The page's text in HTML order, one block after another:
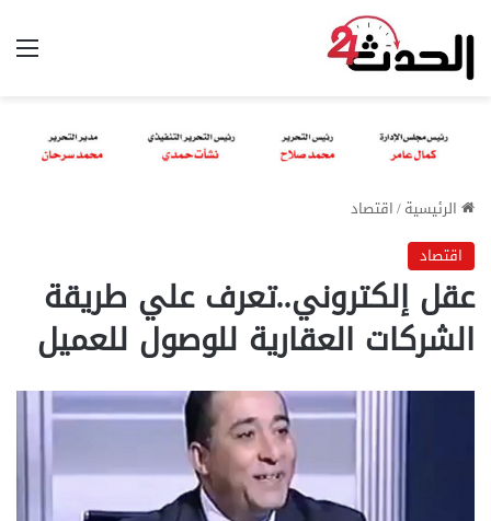
الرئيسية/اقتصاد
اقتصاد
عقل إلكتروني..تعرف علي طريقة
الشركات العقارية للوصول للعميل